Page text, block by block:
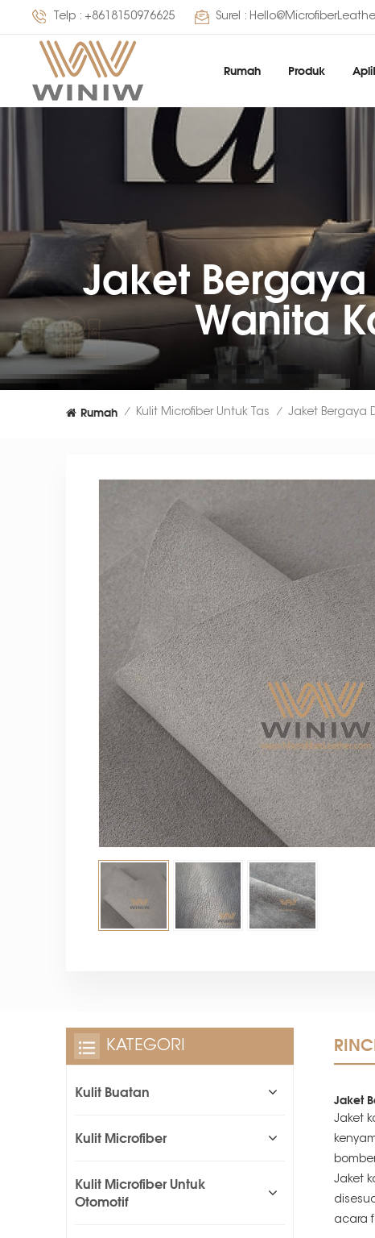
Telp : +8618150976625 Surel :
Rumah Produk
Jaket Bergaya
Wanita
Rumah / Kulit Microfiber Untuk Tas /
Jaket
Jaket
Jaket
acara
KATEGORI
Kulit Buatan
Kulit Microfiber
Kulit Microfiber Untuk
Otomotif